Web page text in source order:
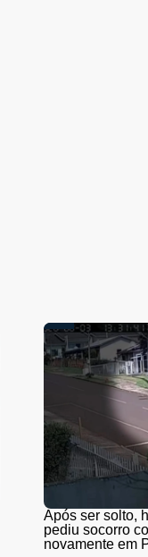
Após ser solto,
pediu socorro
novamente em